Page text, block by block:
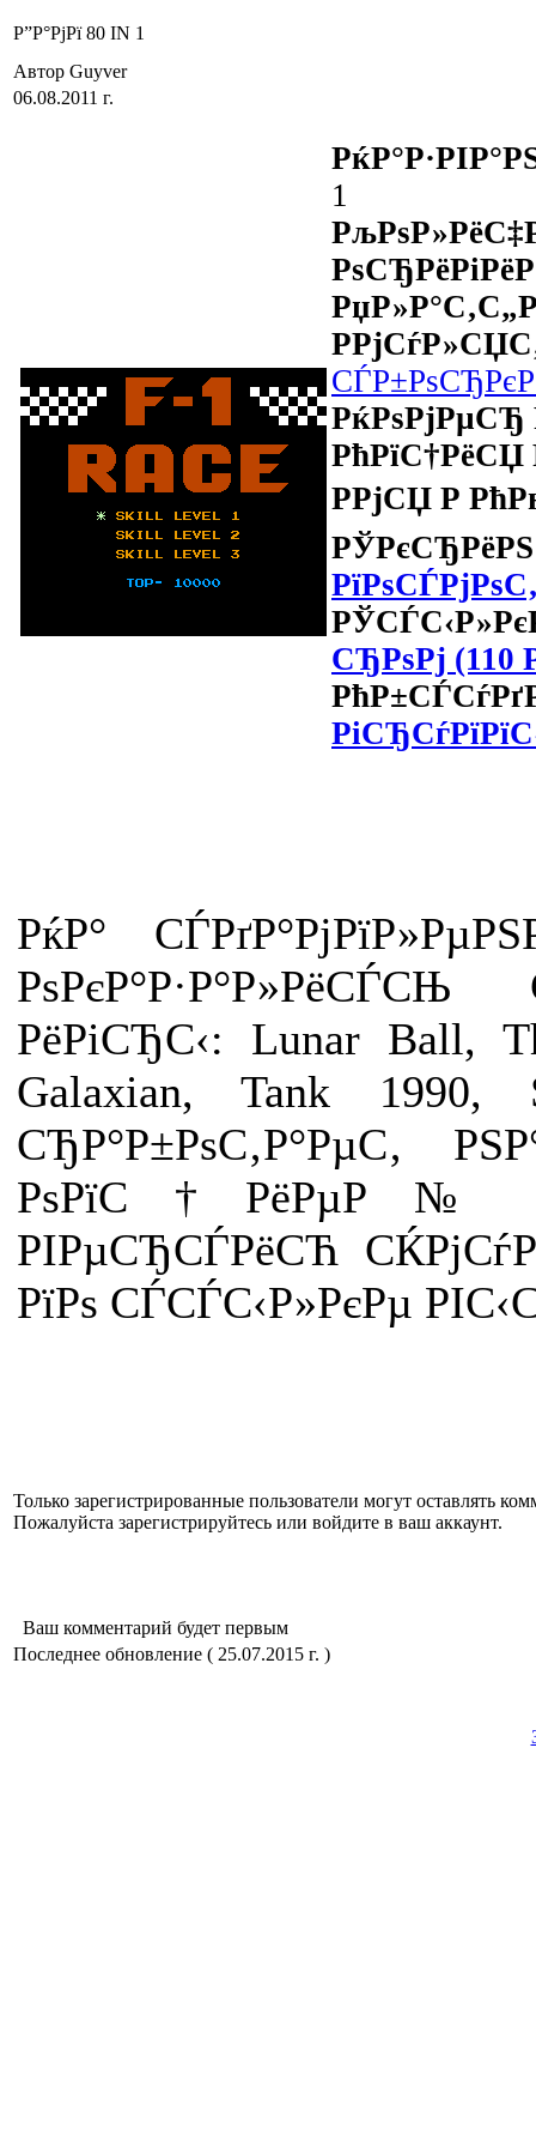
Р”Р°РјРї 80 IN 1
Автор Guyver
06.08.2011 г.
1
РќРѕРјРµСЂ
РћРїС†РёСЏ
РРјСЏ Р
СЂРѕРј (110
РќР°
РёРіСЂС‹: Lunar Ball,
Galaxian, Tank
СЂР°Р±РѕС‚Р°РµС‚
РѕРїС†РёРµР№
РІРµСЂСЃРёСЋ
РїРѕ СЃСЃС‹Р»РєРµ
Только зарегистрированные пользователи могут оставлять
Пожалуйста зарегистрируйтесь или войдите в ваш аккаунт.
Ваш комментарий будет первым
Последнее обновление ( 25.07.2015 г. )